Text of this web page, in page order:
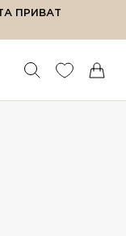
ПРИВАТ